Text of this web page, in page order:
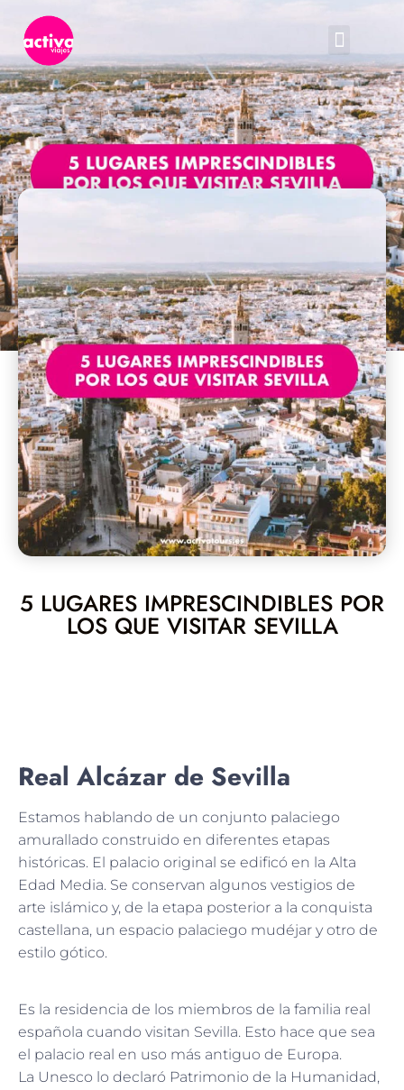
5 LUGARES IMPRESCINDIBLES POR
LOS QUE VISITAR SEVILLA
Real Alcázar de Sevilla
Estamos hablando de un conjunto palaciego
amurallado construido en diferentes etapas
históricas. El palacio original se edificó en la Alta
Edad Media. Se conservan algunos vestigios de
arte islámico y, de la etapa posterior a la conquista
castellana, un espacio palaciego mudéjar y otro de
estilo gótico.
Es la residencia de los miembros de la familia real
española cuando visitan Sevilla. Esto hace que sea
el palacio real en uso más antiguo de Europa.
La Unesco lo declaró Patrimonio de la Humanidad,